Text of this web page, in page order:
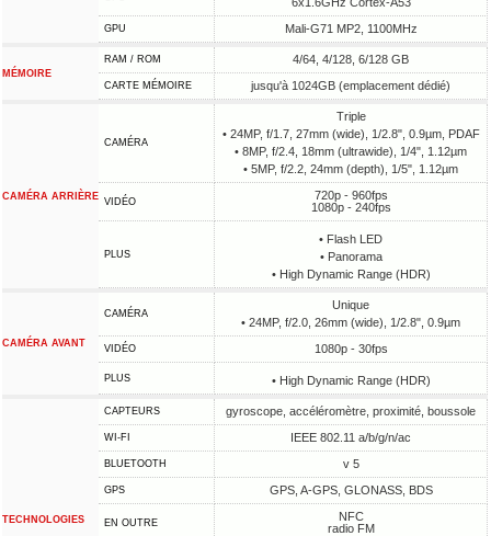
GPU Mali-G71 MP2, 1100MHz
MÉMOIRE
RAM / ROM 4/64, 4/128, 6/128 GB
CARTE MÉMOIRE jusqu'à 1024GB (emplacement dédié)
CAMÉRA ARRIÈRE
CAMÉRA
Triple
• 24MP, f/1.7, 27mm (wide), 1/2.8", 0.9µm, PDAF
• 8MP, f/2.4, 18mm (ultrawide), 1/4", 1.12µm
• 5MP, f/2.2, 24mm (depth), 1/5", 1.12µm
VIDÉO
720p - 960fps
1080p - 240fps
PLUS
• Flash LED
• Panorama
• High Dynamic Range (HDR)
CAMÉRA AVANT
CAMÉRA
Unique
• 24MP, f/2.0, 26mm (wide), 1/2.8", 0.9µm
VIDÉO 1080p - 30fps
PLUS • High Dynamic Range (HDR)
TECHNOLOGIES
CAPTEURS gyroscope, accéléromètre, proximité, boussole
WI-FI IEEE 802.11 a/b/g/n/ac
BLUETOOTH v 5
GPS GPS, A-GPS, GLONASS, BDS
EN OUTRE
NFC
radio FM